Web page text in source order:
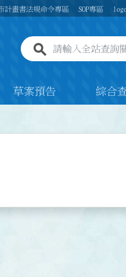
計畫書法規命令專區 SOP專區
全站查詢關鍵字欄
草案預告 綜合